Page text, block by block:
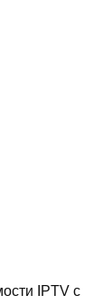
IPTV с